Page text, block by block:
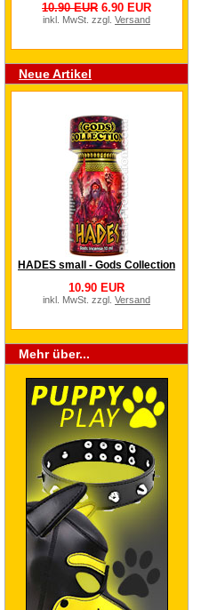
10.90 EUR 6.90 EUR
inkl. MwSt. zzgl. Versand
Neue Artikel
HADES small - Gods Collection
10.90 EUR
inkl. MwSt. zzgl. Versand
Mehr über...